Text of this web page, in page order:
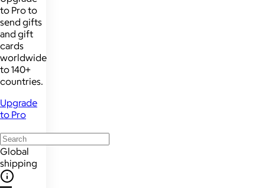
to Pro to
send gifts
and gift
cards
worldwide
to 140+
countries.
Upgrade
to Pro
Global
shipping